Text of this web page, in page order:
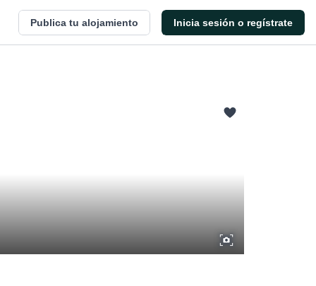
Publica tu alojamiento Inicia sesión o regístrate